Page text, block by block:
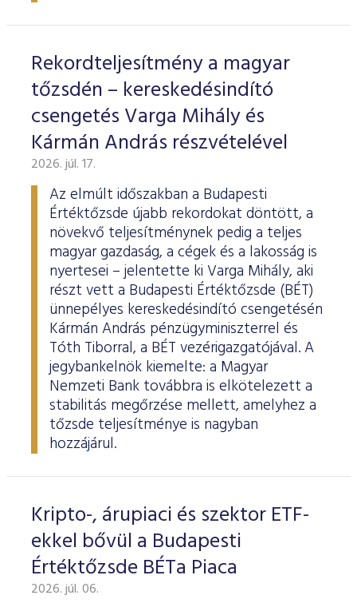
Rekordteljesítmény a magyar
tőzsdén – kereskedésindító
csengetés Varga Mihály és
Kármán András részvételével
2026. júl. 17.
Az elmúlt időszakban a Budapesti
Értéktőzsde újabb rekordokat döntött, a
növekvő teljesítménynek pedig a teljes
magyar gazdaság, a cégek és a lakosság is
nyertesei – jelentette ki Varga Mihály, aki
részt vett a Budapesti Értéktőzsde (BÉT)
ünnepélyes kereskedésindító csengetésén
Kármán András pénzügyminiszterrel és
Tóth Tiborral, a BÉT vezérigazgatójával. A
jegybankelnök kiemelte: a Magyar
Nemzeti Bank továbbra is elkötelezett a
stabilitás megőrzése mellett, amelyhez a
tőzsde teljesítménye is nagyban
hozzájárul.
Kripto-, árupiaci és szektor ETF-
ekkel bővül a Budapesti
Értéktőzsde BÉTa Piaca
2026. júl. 06.